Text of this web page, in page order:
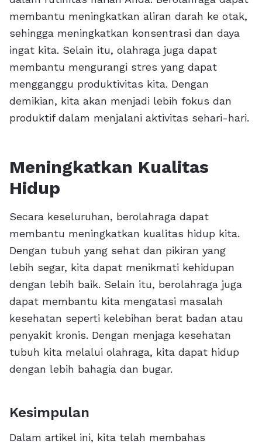
membantu meningkatkan aliran darah ke otak,
sehingga meningkatkan konsentrasi dan daya
ingat kita. Selain itu, olahraga juga dapat
membantu mengurangi stres yang dapat
mengganggu produktivitas kita. Dengan
demikian, kita akan menjadi lebih fokus dan
produktif dalam menjalani aktivitas sehari-hari.
Meningkatkan Kualitas
Hidup
Secara keseluruhan, berolahraga dapat
membantu meningkatkan kualitas hidup kita.
Dengan tubuh yang sehat dan pikiran yang
lebih segar, kita dapat menikmati kehidupan
dengan lebih baik. Selain itu, berolahraga juga
dapat membantu kita mengatasi masalah
kesehatan seperti kelebihan berat badan atau
penyakit kronis. Dengan menjaga kesehatan
tubuh kita melalui olahraga, kita dapat hidup
dengan lebih bahagia dan bugar.
Kesimpulan
Dalam artikel ini, kita telah membahas